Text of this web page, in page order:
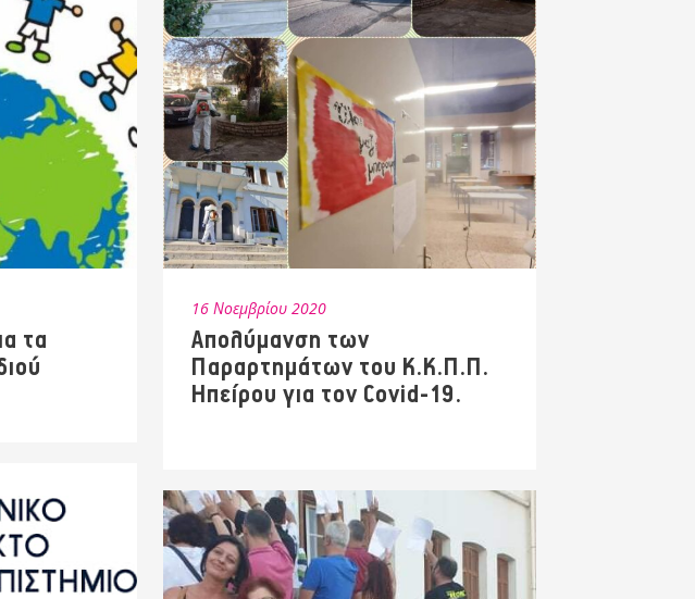
τα
16 Νοεμβρίου 2020
Απολύμανση των
Παραρτημάτων του Κ.Κ.Π.Π.
Ηπείρου για τον Covid-19.